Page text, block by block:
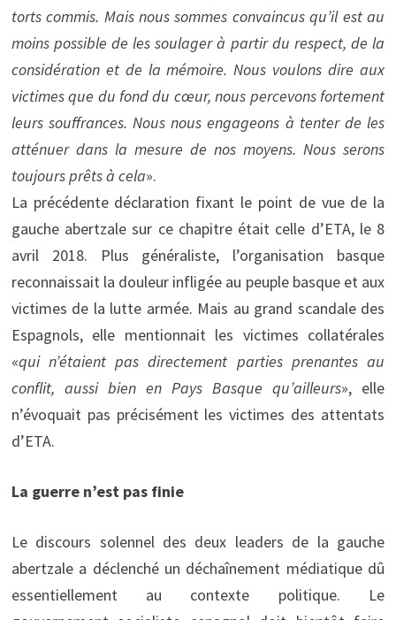
torts commis. Mais nous sommes convaincus qu’il est au
moins possible de les soulager à partir du respect, de la
considération et de la mémoire. Nous voulons dire aux
victimes que du fond du cœur, nous percevons fortement
leurs souffrances. Nous nous engageons à tenter de les
atténuer dans la mesure de nos moyens. Nous serons
toujours prêts à cela».
La précédente déclaration fixant le point de vue de la
gauche abertzale sur ce chapitre était celle d’ETA, le 8
avril 2018. Plus généraliste, l’organisation basque
reconnaissait la douleur infligée au peuple basque et aux
victimes de la lutte armée. Mais au grand scandale des
Espagnols, elle mentionnait les victimes collatérales
«qui n’étaient pas directement parties prenantes au
conflit, aussi bien en Pays Basque qu’ailleurs», elle
n’évoquait pas précisément les victimes des attentats
d’ETA.
La guerre n’est pas finie
Le discours solennel des deux leaders de la gauche
abertzale a déclenché un déchaînement médiatique dû
essentiellement au contexte politique. Le